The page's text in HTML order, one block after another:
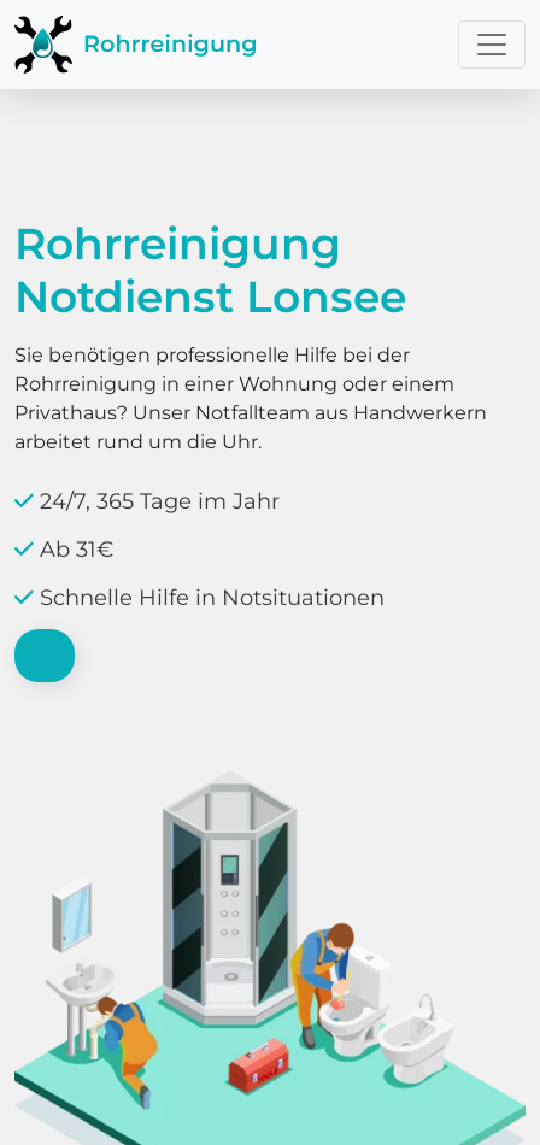
Rohrreinigung
Notdienst Lonsee
Sie benötigen professionelle Hilfe bei der
Rohrreinigung in einer Wohnung oder einem
Privathaus? Unser Notfallteam aus Handwerkern
arbeitet rund um die Uhr.
24/7, 365 Tage im Jahr
Ab 31€
Schnelle Hilfe in Notsituationen